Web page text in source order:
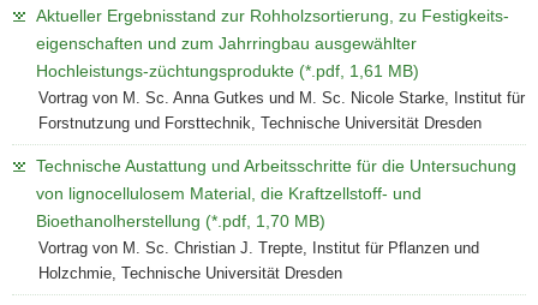
Aktueller Ergebnisstand zur Rohholzsortierung, zu Festigkeits-
eigenschaften und zum Jahrringbau ausgewählter
Hochleistungs-züchtungsprodukte (*.pdf, 1,61 MB)
Vortrag von M. Sc. Anna Gutkes und M. Sc. Nicole Starke, Institut für
Forstnutzung und Forsttechnik, Technische Universität Dresden
Technische Austattung und Arbeitsschritte für die Untersuchung
von lignocellulosem Material, die Kraftzellstoff- und
Bioethanolherstellung (*.pdf, 1,70 MB)
Vortrag von M. Sc. Christian J. Trepte, Institut für Pflanzen und
Holzchmie, Technische Universität Dresden